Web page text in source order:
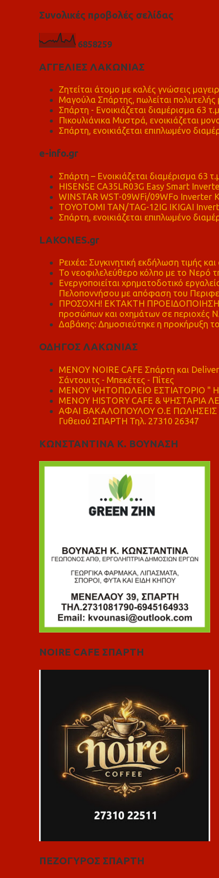
Συνολικές προβολές σελίδας
6858259
ΑΓΓΕΛΙΕΣ ΛΑΚΩΝΙΑΣ
Ζητείται άτομο με καλές γνώσεις
Μαγούλα Σπάρτης, πωλείται πολυτελής
Σπάρτη - Ενοικιάζεται διαμέρισμα 63 τ.μ
Πικουλιάνικα Μυστρά, ενοικιάζεται
Σπάρτη, ενοικιάζεται επιπλωμένο
e-info.gr
Σπάρτη – Ενοικιάζεται διαμέρισμα 63
HISENSE CA35LR03G Easy Smart
WINSTAR WST-09WFi/09WFo Inverter
TOYOTOMI TAN/TAG-12IG IKIGAI
Σπάρτη, ενοικιάζεται επιπλωμένο
LAKONES.gr
Ρειχέα: Συγκινητική εκδήλωση τιμής
Το νεοφιλελεύθερο κόλπο με το Νερό
Ενεργοποιείται χρηματοδοτικό
Πελοποννήσου με απόφαση του
ΠΡΟΣΟΧΗ! ΕΚΤΑΚΤΗ ΠΡΟΕΙΔΟΠΟΙΗΣΗ -
προσώπων και οχημάτων σε περιοχές
Δαβάκης: Δημοσιεύτηκε η προκήρυξη
ΟΔΗΓΟΣ ΛΑΚΩΝΙΑΣ
MENOY NOIRE CAFE Σπάρτη και
Σάντουιτς - Μπεκέτες - Πίτες
ΜΕΝΟΥ ΨΗΤΟΠΩΛΕΙΟ ΕΣΤΙΑΤΟΡΙΟ "
ΜΕΝΟΥ HISTORY CAFE & ΨΗΣΤΑΡΙΑ
ΑΦΑΙ ΒΑΚΑΛΟΠΟΥΛΟΥ Ο.Ε ΠΩΛΗΣΕΙΣ
Γυθειού ΣΠΑΡΤΗ Τηλ. 27310 26347
ΚΩΝΣΤΑΝΤΙΝΑ Κ. ΒΟΥΝΑΣΗ
NOIRE CAFE ΣΠΑΡΤΗ
ΠΕΖΟΓΥΡΟΣ ΣΠΑΡΤΗ